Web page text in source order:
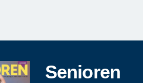
Senioren